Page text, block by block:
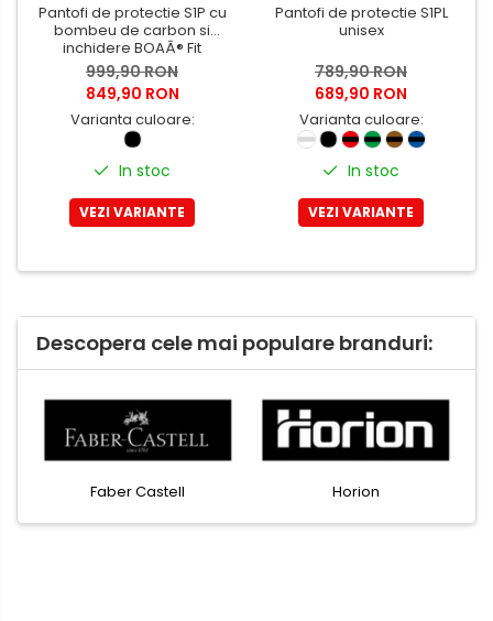
Pantofi de protectie S1P cu
bombeu de carbon si
inchidere BOAÂ® Fit
999,90 RON
849,90 RON
Varianta culoare:
In stoc
VEZI VARIANTE
Pantofi de protectie S1PL
unisex
789,90 RON
689,90 RON
Varianta culoare:
In stoc
VEZI VARIANTE
Descopera cele mai populare branduri: